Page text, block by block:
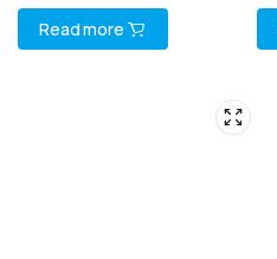
Read more